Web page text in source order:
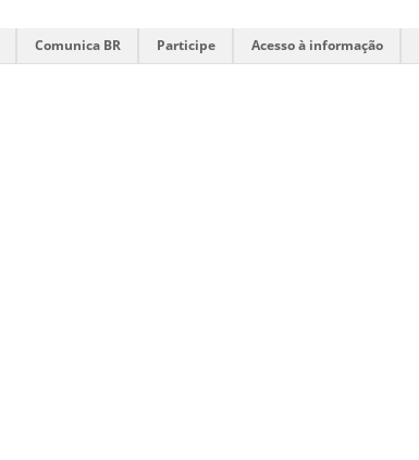
Comunica BR Participe Acesso à informação